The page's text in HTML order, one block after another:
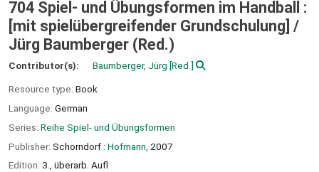
704 Spiel- und Übungsformen im Handball :
[mit spielübergreifender Grundschulung] /
Jürg Baumberger (Red.)
Contributor(s): Baumberger, Jürg [Red.]
Resource type: Book
Language: German
Series: Reihe Spiel- und Übungsformen
Publisher: Schorndorf : Hofmann, 2007
Edition: 3., überarb. Aufl